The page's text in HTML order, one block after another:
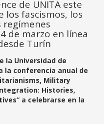
de UNITA este
los fascismos, los
de marzo en línea
Turín
la Universidad de
la conferencia anual de
Military
Histories,
a celebrarse en la